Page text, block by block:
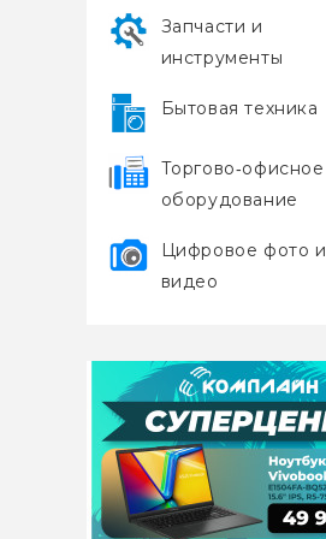
Запчасти и
инструменты
Бытовая техника
Торгово‑офисное
оборудование
Цифровое фото и
видео